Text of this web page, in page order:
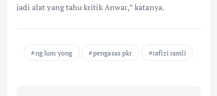
jadi alat yang tahu kritik Anwar,” katanya.
ng lum yong pengasas pkr rafizi ramli